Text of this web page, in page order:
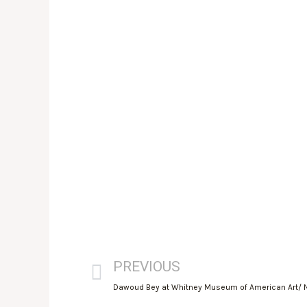
PREVIOUS
Dawoud Bey at Whitney Museum of American Art/